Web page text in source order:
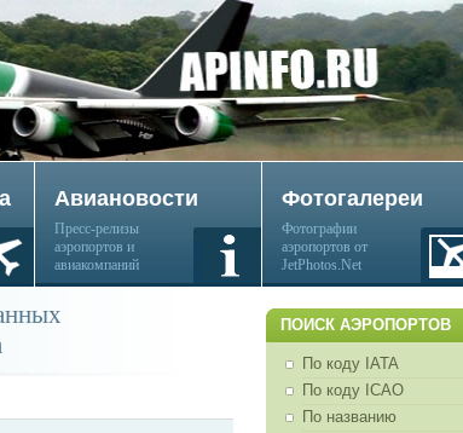
Авиановости
Пресс-релизы
аэропортов и
авиакомпаний
Фотогалереи
Фотографии
аэропортов от
JetPhotos.Net
ПОИСК АЭРОПОРТОВ
По коду IATA
По коду ICAO
По названию